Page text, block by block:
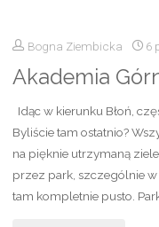
Bogna Ziembicka 6
Akademia
Idąc w kierunku Błoń,
Byliście tam ostatnio?
na pięknie utrzymaną
przez park, szczególnie
tam kompletnie pusto.